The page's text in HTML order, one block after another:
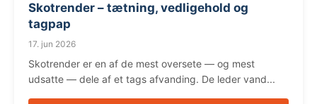
Skotrender – tætning, vedligehold og
tagpap
17. jun 2026
Skotrender er en af de mest oversete — og mest
udsatte — dele af et tags afvanding. De leder vand...